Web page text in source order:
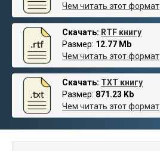
Чем читать этот формат
Скачать: RTF книгу
Размер: 12.77 Mb
Чем читать этот формат
Скачать: TXT книгу
Размер: 871.23 Kb
Чем читать этот формат